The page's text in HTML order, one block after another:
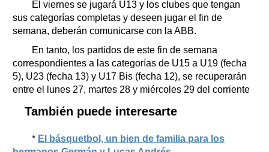
El viernes se jugará U13 y los clubes que tengan
sus categorías completas y deseen jugar el fin de
semana, deberán comunicarse con la ABB.
En tanto, los partidos de este fin de semana
correspondientes a las categorías de U15 a U19 (fecha
5), U23 (fecha 13) y U17 Bis (fecha 12), se recuperarán
entre el lunes 27, martes 28 y miércoles 29 del corriente
También puede interesarte
* El básquetbol, un bien de familia para los